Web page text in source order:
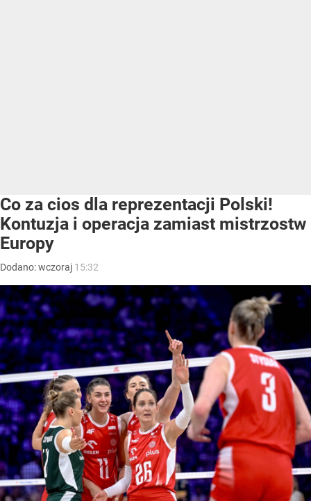
Co za cios dla reprezentacji Polski!
Kontuzja i operacja zamiast mistrzostw
Europy
Dodano:wczoraj 15:32